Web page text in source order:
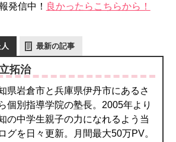
発信中！ 良かったらこちらから！
最新の記事
拓治
県岩倉市と兵庫県伊丹市にあるさ
個別指導学院の塾長。2005年より
の中学生親子の力になれるよう当
グを日々更新。月間最大50万PV。